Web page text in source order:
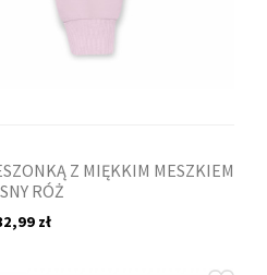
Z MIĘKKIM MESZKIEM
RÓŻ
zł